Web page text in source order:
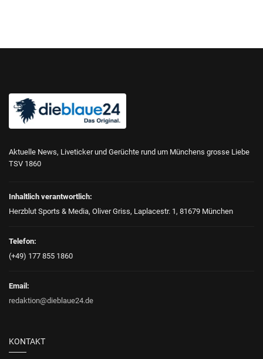
Aktuelle News, Liveticker und Gerüchte rund um Münchens grosse Liebe
TSV 1860
Inhaltlich verantwortlich:
Herzblut Sports & Media, Oliver Griss, Laplacestr. 1, 81679 München
Telefon:
(+49) 177 855 1860
Email:
redaktion@dieblaue24.de
KONTAKT